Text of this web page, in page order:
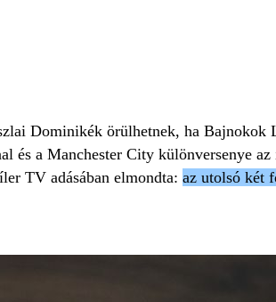
Dominikék örülhetnek, ha Bajnokok
és a Manchester City különversenye
TV adásában elmondta: az utolsó két